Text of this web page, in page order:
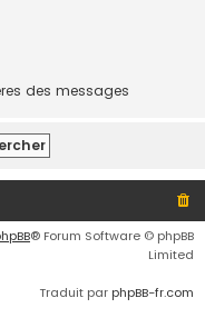
des messages
® Forum Software © phpBB
Limited
Traduit par phpBB-fr.com